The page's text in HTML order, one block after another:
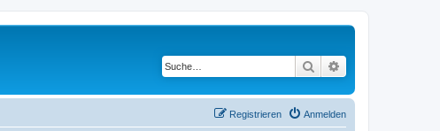
Suche
Anmelden
Registrieren